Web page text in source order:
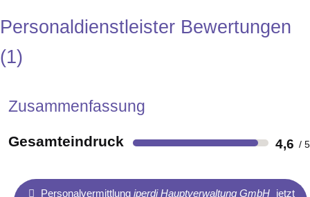
Personaldienstleister Bewertungen
1
Zusammenfassung
Gesamteindruck 4,6
Personalvermittlung iperdi Hauptverwaltung GmbH
jetzt